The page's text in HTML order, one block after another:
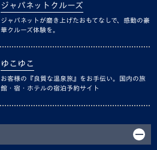
ジャパネットクルーズ
ジャパネットが磨き上げたおもてなしで、感動の豪
華クルーズ体験を。
ゆこゆこ
お客様の『良質な温泉旅』をお手伝い。国内の旅
館・宿・ホテルの宿泊予約サイト